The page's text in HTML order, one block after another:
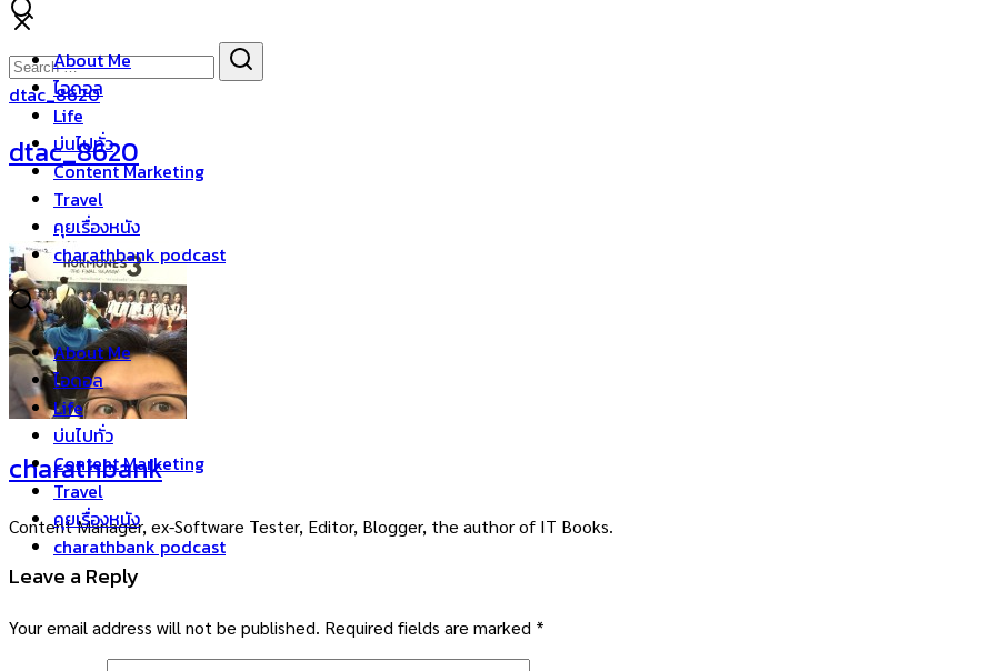
Skip
content
About Me
ไอดอล
Life
บ่นไปทั่ว
Content Marketing
Travel
คุยเรื่องหนัง
charathbank podcast
About Me
ไอดอล
Life
บ่นไปทั่ว
Content Marketing
Travel
คุยเรื่องหนัง
charathbank podcast
Search
for:
dtac_8620
dtac_8620
charathbank
Content Manager, ex-Software Tester, Editor, Blogger, the author of IT Books.
Leave a Reply
Your email address will not be published. Required fields are marked *